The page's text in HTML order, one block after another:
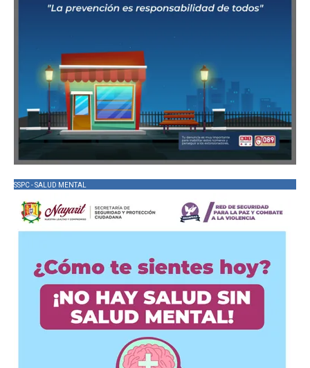
SSPC - SALUD MENTAL